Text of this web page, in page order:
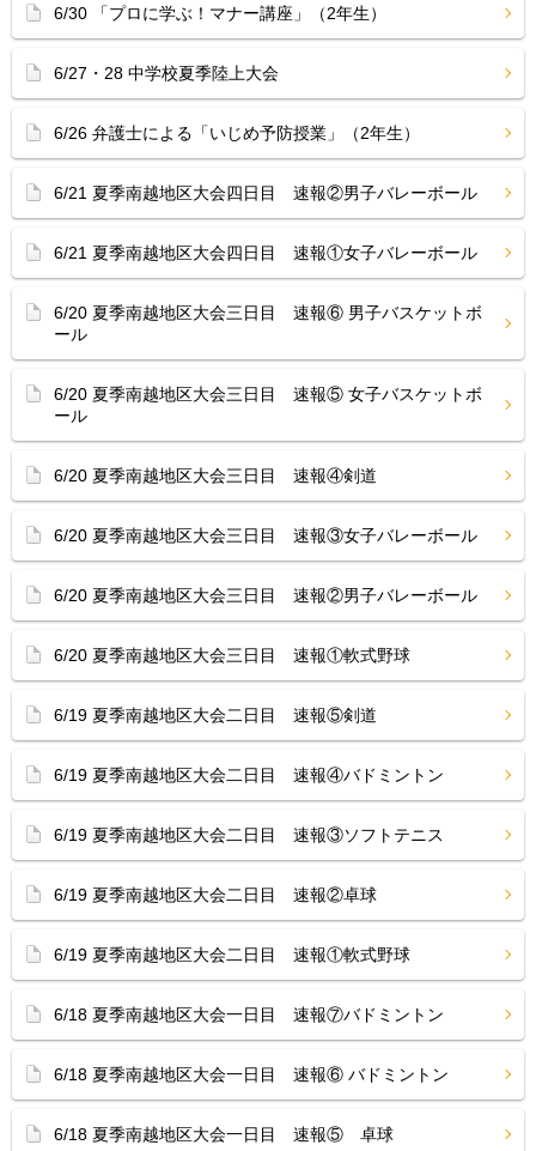
6/30 「プロに学ぶ！マナー講座」（2年生）
6/27・28 中学校夏季陸上大会
6/26 弁護士による「いじめ予防授業」（2年生）
6/21 夏季南越地区大会四日目 速報②男子バレーボール
6/21 夏季南越地区大会四日目 速報①女子バレーボール
6/20 夏季南越地区大会三日目 速報⑥ 男子バスケットボ
ール
6/20 夏季南越地区大会三日目 速報⑤ 女子バスケットボ
ール
6/20 夏季南越地区大会三日目 速報④剣道
6/20 夏季南越地区大会三日目 速報③女子バレーボール
6/20 夏季南越地区大会三日目 速報②男子バレーボール
6/20 夏季南越地区大会三日目 速報①軟式野球
6/19 夏季南越地区大会二日目 速報⑤剣道
6/19 夏季南越地区大会二日目 速報④バドミントン
6/19 夏季南越地区大会二日目 速報③ソフトテニス
6/19 夏季南越地区大会二日目 速報②卓球
6/19 夏季南越地区大会二日目 速報①軟式野球
6/18 夏季南越地区大会一日目 速報⑦バドミントン
6/18 夏季南越地区大会一日目 速報⑥ バドミントン
6/18 夏季南越地区大会一日目 速報⑤ 卓球